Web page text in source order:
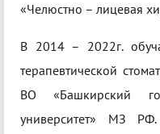
«Челюстно – лицевая
В 2014 – 2022г.
терапевтической
ВО «Башкирский
университет» МЗ